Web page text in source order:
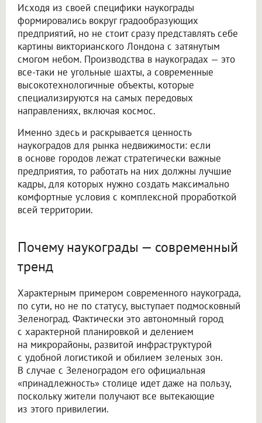
Исходя из своей специфики наукограды
формировались вокруг градообразующих
предприятий, но не стоит сразу представлять себе
картины викторианского Лондона с затянутым
смогом небом. Производства в наукоградах — это
все-таки не угольные шахты, а современные
высокотехнологичные объекты, которые
специализируются на самых передовых
направлениях, включая космос.
Именно здесь и раскрывается ценность
наукоградов для рынка недвижимости: если
в основе городов лежат стратегически важные
предприятия, то работать на них должны лучшие
кадры, для которых нужно создать максимально
комфортные условия с комплексной проработкой
всей территории.
Почему наукограды — современный
тренд
Характерным примером современного наукограда,
по сути, но не по статусу, выступает подмосковный
Зеленоград. Фактически это автономный город
с характерной планировкой и делением
на микрорайоны, развитой инфраструктурой
с удобной логистикой и обилием зеленых зон.
В случае с Зеленоградом его официальная
«принадлежность» столице идет даже на пользу,
поскольку жители получают все вытекающие
из этого привилегии.